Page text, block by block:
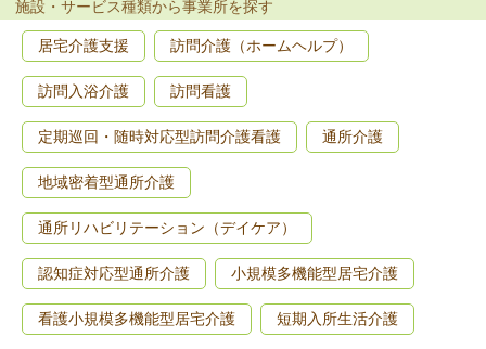
施設・サービス種類から事業所を探す
居宅介護支援 訪問介護（ホームヘルプ）
訪問入浴介護 訪問看護
定期巡回・随時対応型訪問介護看護 通所介護
地域密着型通所介護
通所リハビリテーション（デイケア）
認知症対応型通所介護 小規模多機能型居宅介護
看護小規模多機能型居宅介護 短期入所生活介護